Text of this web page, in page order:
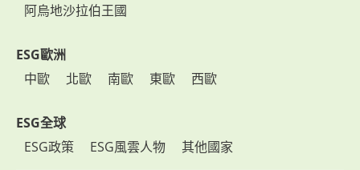
阿烏地沙拉伯王國
ESG歐洲
中歐
北歐 南歐 東歐 西歐
ESG全球
ESG政策
ESG風雲人物 其他國家